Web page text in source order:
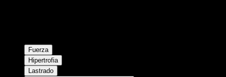
Fuerza
Hipertrofia
Lastrado